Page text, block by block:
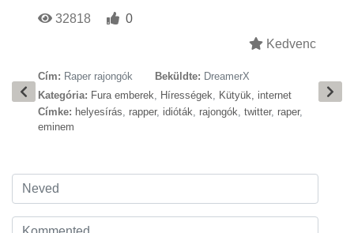
32818
0
Kedvenc
Cím: Raper rajongók Beküldte: DreamerX
Kategória: Fura emberek, Hírességek, Kütyük, internet
Címke: helyesírás, rapper, idióták, rajongók, twitter, raper,
eminem